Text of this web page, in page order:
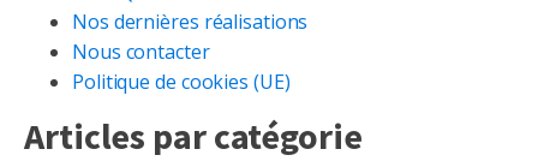
Nos dernières réalisations
Nous contacter
Politique de cookies (UE)
Articles par catégorie